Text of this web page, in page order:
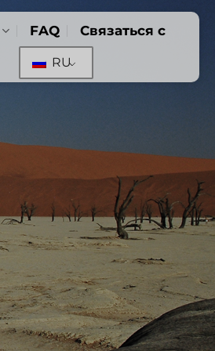
FAQ Связаться с
RU